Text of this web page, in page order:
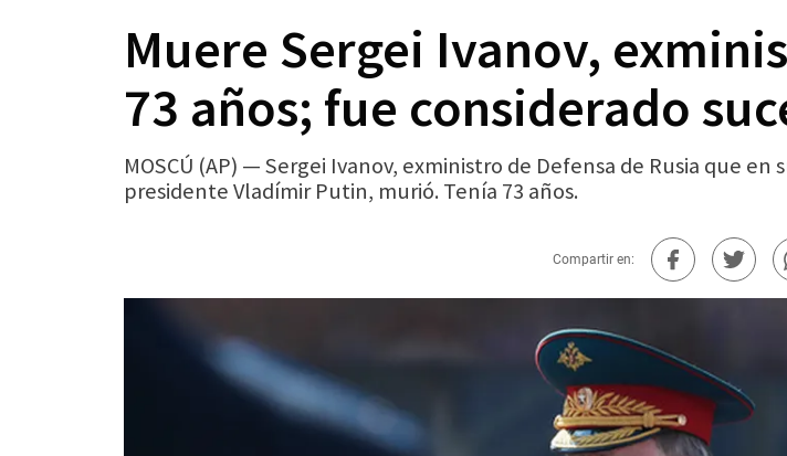
Muere Sergei Ivanov,
73 años; fue considerado
MOSCÚ (AP) — Sergei Ivanov, exministro de Defensa de Rusia que
presidente Vladímir Putin, murió. Tenía 73 años.
Compartir en: